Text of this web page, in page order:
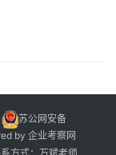
苏公网安备
by 企业考察网